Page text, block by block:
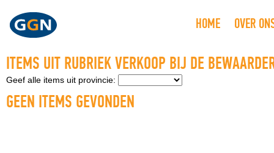
HOME OVER
ITEMS UIT RUBRIEK VERKOOP BIJ DE
Geef alle items uit provincie:
GEEN ITEMS GEVONDEN